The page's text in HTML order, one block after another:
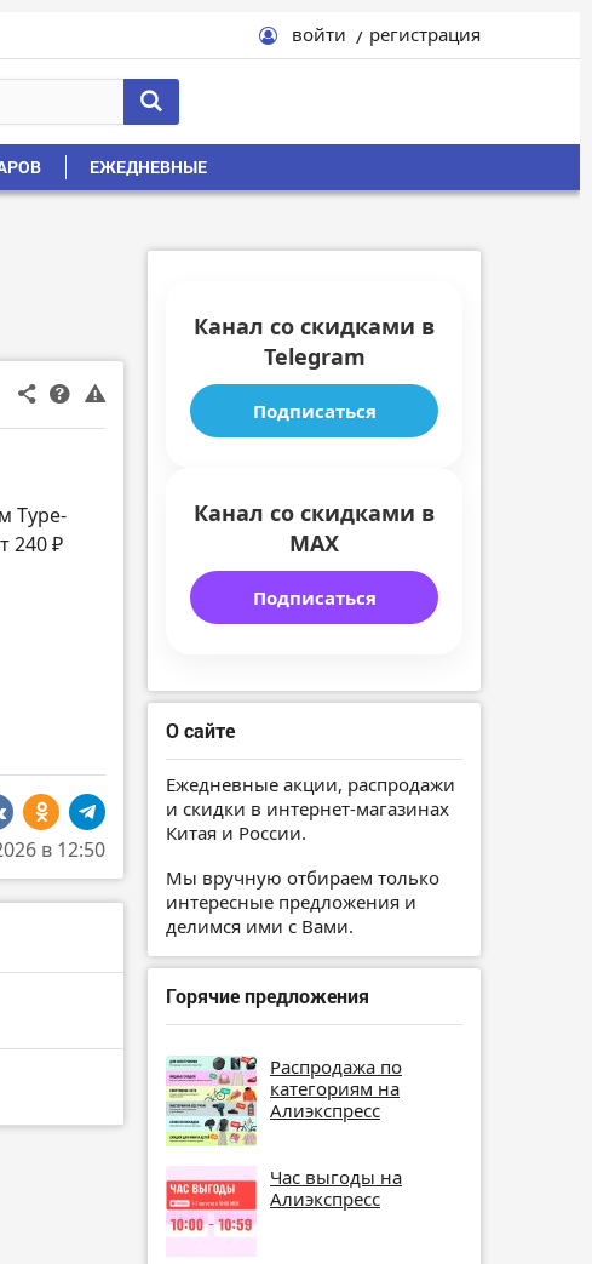
войти регистрация
ЕЖЕДНЕВНЫЕ
Type-
240 ₽
в 12:50
Канал со скидками в
Telegram
Подписаться
Канал со скидками в
MAX
Подписаться
О сайте
Ежедневные акции, распродажи
и скидки в интернет-магазинах
Китая и России.
Мы вручную отбираем только
интересные предложения и
делимся ими с Вами.
Горячие предложения
Распродажа по
категориям на
Алиэкспресс
Час выгоды на
Алиэкспресс